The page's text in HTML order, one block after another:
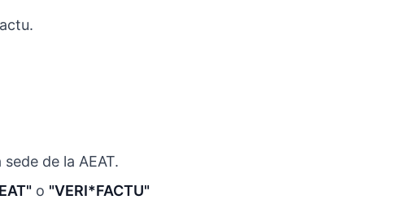
de la AEAT.
o "VERI*FACTU"